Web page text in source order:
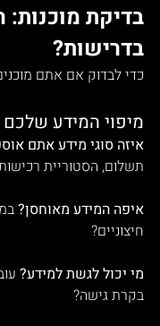
בדיקת
בדרישות?
כדי לבדוק אם אתם
מיפוי המידע שלכם
איזה סוגי מידע אתם
תשלום, הסטוריית
איפה המידע מאוחסן?
חיצוניים?
מי יכול לגשת למידע?
בקרת גישה?